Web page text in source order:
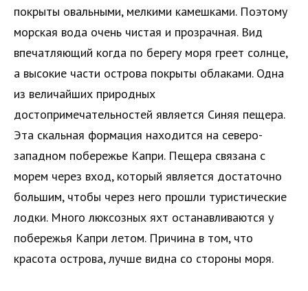
покрыты овальными, мелкими камешками. Поэтому
морская вода очень чистая и прозрачная. Вид
впечатляющий когда по берегу моря греет солнце,
а высокие части острова покрыты облаками. Одна
из величайших природных
достопримечательностей является Синяя пещера.
Эта скальная формация находится на северо-
западном побережье Капри. Пещера связана с
морем через вход, который является достаточно
большим, чтобы через него прошли туристические
лодки. Много люксозных яхт останавливаются у
побережья Капри летом. Причина в том, что
красота острова, лучше видна со стороны моря.